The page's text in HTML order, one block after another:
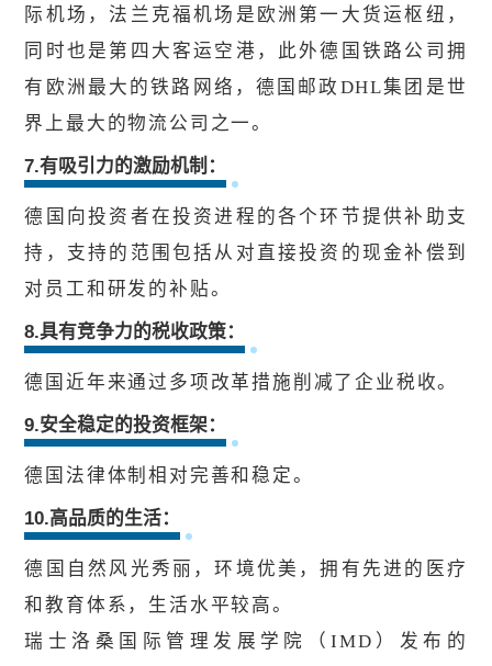
际机场，法兰克福机场是欧洲第一大货运枢纽，
同时也是第四大客运空港，此外德国铁路公司拥
有欧洲最大的铁路网络，德国邮政DHL集团是世
界上最大的物流公司之一。
7.有吸引力的激励机制：
德国向投资者在投资进程的各个环节提供补助支
持，支持的范围包括从对直接投资的现金补偿到
对员工和研发的补贴。
8.具有竞争力的税收政策：
德国近年来通过多项改革措施削减了企业税收。
9.安全稳定的投资框架：
德国法律体制相对完善和稳定。
10.高品质的生活：
德国自然风光秀丽，环境优美，拥有先进的医疗
和教育体系，生活水平较高。
瑞士洛桑国际管理发展学院（IMD）发布的